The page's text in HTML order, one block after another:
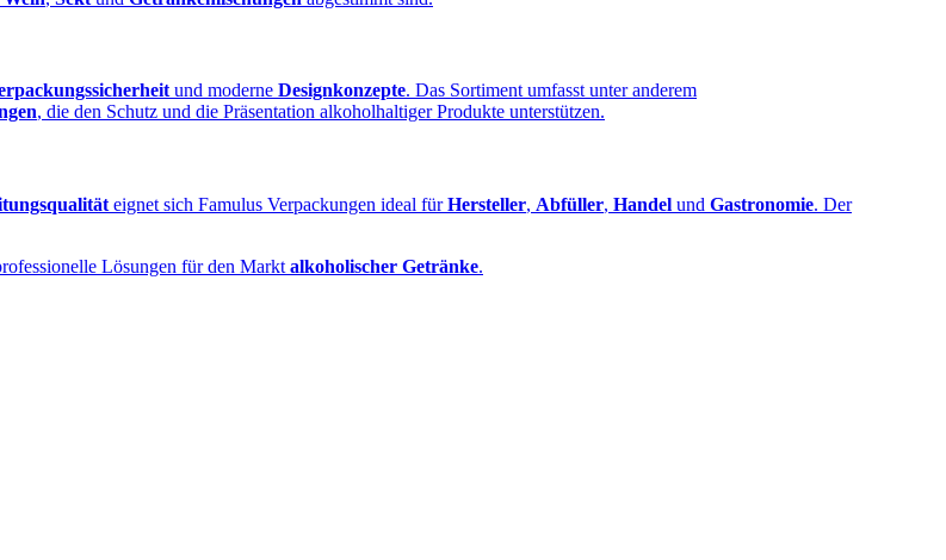
und moderne Designkonzepte. Das Sortiment umfasst unter anderem
, die den Schutz und die Präsentation alkoholhaltiger Produkte unterstützen.
eignet sich Famulus Verpackungen ideal fürHersteller, Abfüller, Handel und Gastronomie. Der
Lösungen für den Markt alkoholischer Getränke.